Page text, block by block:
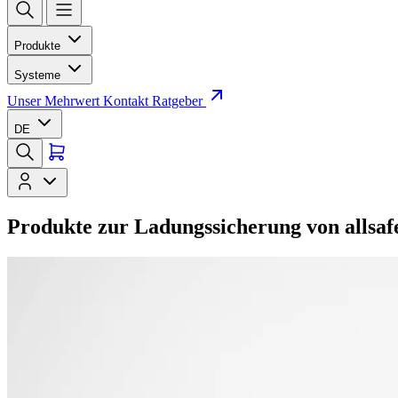
Produkte
Systeme
Unser Mehrwert Kontakt Ratgeber
DE
Produkte zur Ladungssicherung von